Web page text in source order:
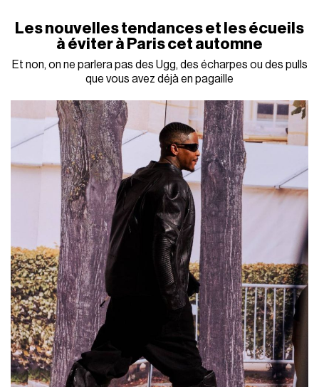
Les nouvelles tendances et les écueils
à éviter à Paris cet automne
Et non, on ne parlera pas des Ugg, des écharpes ou des pulls
que vous avez déjà en pagaille